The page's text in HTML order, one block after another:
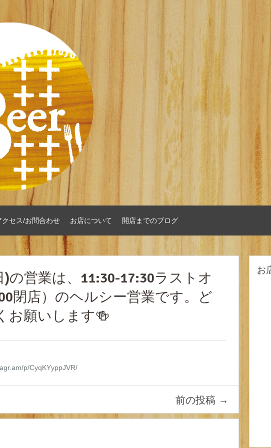
クセス/お問合わせ お店について 開店までのブログ
の営業は、11:30-17:30ラストオ
閉店）のヘルシー営業です。ど
お願いします🍻
p/CyqKYyppJVR/
前の投稿 →
お